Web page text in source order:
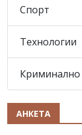
Спорт
Технологии
Криминално
АНКЕТА